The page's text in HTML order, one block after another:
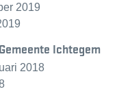
2019
Ichtegem
2018